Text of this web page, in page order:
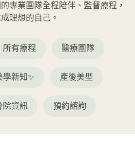
專業團隊全程陪伴、監督療程，
理想的自己。
所有療程 醫療團隊
學新知✨ 產後美型
院資訊 預約諮詢